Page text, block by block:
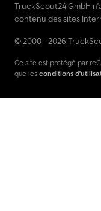
TruckScout24 GmbH
contenu des sites
© 2000 - 2026
Ce site est protégé par
que les conditions